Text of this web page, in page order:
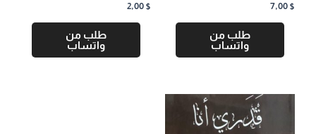
7,00 $
طلب من
واتساب
2,00 $
طلب من
واتساب